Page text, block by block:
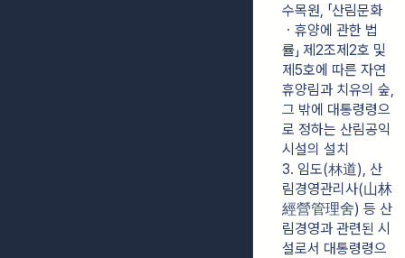
수목원, 「산림문화
ㆍ휴양에 관한 법
률」 제2조제2호 및
제5호에 따른 자연
휴양림과 치유의 숲,
그 밖에 대통령령으
로 정하는 산림공익
시설의 설치
3. 임도(林道), 산
림경영관리사(山林
經營管理舍) 등 산
림경영과 관련된 시
설로서 대통령령으